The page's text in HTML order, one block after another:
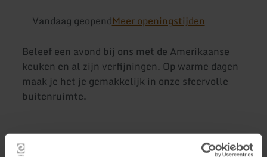
Vandaag geopendMeer openingstijden
Beleef een avond bij ons met de Amerikaanse
keuken en al zijn verfijningen. Op warme dagen
maak je het je gemakkelijk in onze sfeervolle
buitenruimte.
Meer informatie